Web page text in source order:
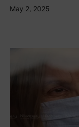
May 2, 2025